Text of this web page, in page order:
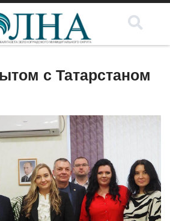
с Татарстаном